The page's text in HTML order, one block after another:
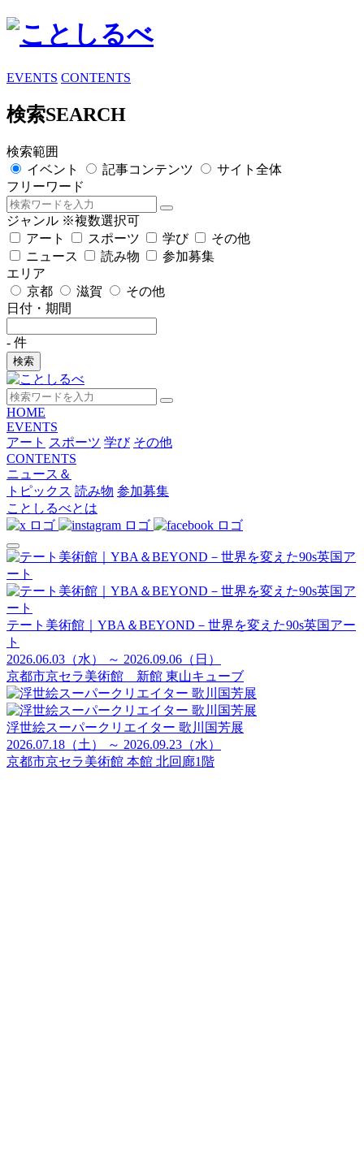
EVENTS CONTENTS
検索SEARCH
検索範囲
イベント
記事コンテンツ
サイト全体
フリーワード
ジャンル ※複数選択可
アート
スポーツ 学び
その他
ニュース
読み物
参加募集
エリア
京都
滋賀
その他
日付・期間
- 件
検索
HOME
EVENTS
アート スポーツ 学び その他
CONTENTS
ニュース＆
トピックス 読み物 参加募集
ことしるべとは
テート美術館｜YBA＆BEYOND－世界を変えた90s英国アー
ト
2026.06.03（水） ～ 2026.09.06（日）
京都市京セラ美術館 新館 東山キューブ
浮世絵スーパークリエイター 歌川国芳展
2026.07.18（土） ～ 2026.09.23（水）
京都市京セラ美術館 本館 北回廊1階